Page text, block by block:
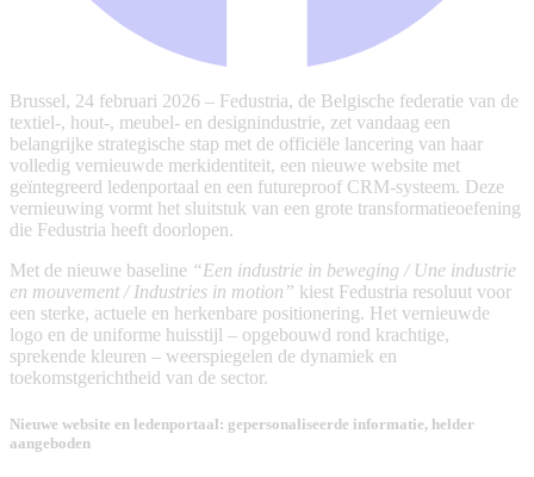
Brussel, 24 februari 2026 – Fedustria, de Belgische federatie van de
textiel-, hout-, meubel- en designindustrie, zet vandaag een
belangrijke strategische stap met de officiële lancering van haar
volledig vernieuwde merkidentiteit, een nieuwe website met
geïntegreerd ledenportaal en een futureproof CRM-systeem. Deze
vernieuwing vormt het sluitstuk van een grote transformatieoefening
die Fedustria heeft doorlopen.
Met de nieuwe baseline “Een industrie in beweging / Une industrie
en mouvement / Industries in motion” kiest Fedustria resoluut voor
een sterke, actuele en herkenbare positionering. Het vernieuwde
logo en de uniforme huisstijl – opgebouwd rond krachtige,
sprekende kleuren – weerspiegelen de dynamiek en
toekomstgerichtheid van de sector.
Nieuwe website en ledenportaal: gepersonaliseerde informatie, helder
aangeboden